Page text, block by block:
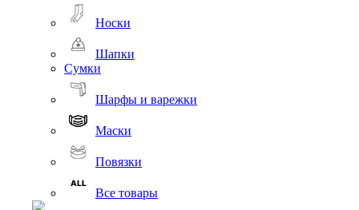
Носки
Шапки
Сумки
Шарфы и варежки
Маски
Повязки
Все товары